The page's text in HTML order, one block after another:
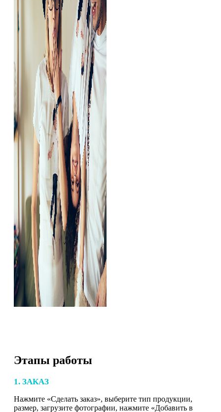
Этапы работы
1. ЗАКАЗ
Нажмите «Сделать заказ», выберите тип продукции,
размер, загрузите фотографии, нажмите «Добавить в